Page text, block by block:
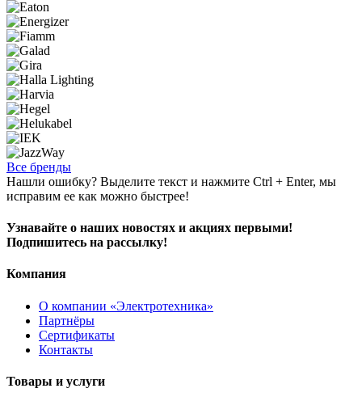
Все бренды
Нашли ошибку? Выделите текст и нажмите Ctrl + Enter, мы
исправим ее как можно быстрее!
Узнавайте о наших новостях и акциях первыми!
Подпишитесь на рассылку!
Компания
О компании «Электротехника»
Партнёры
Сертификаты
Контакты
Товары и услуги